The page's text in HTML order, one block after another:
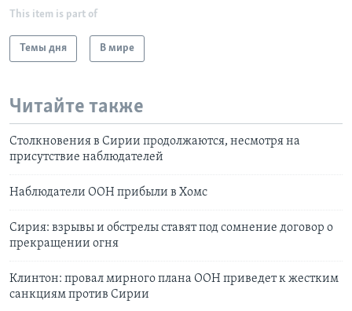
This item is part of
Темы дня В мире
Читайте также
Столкновения в Сирии продолжаются, несмотря на
присутствие наблюдателей
Наблюдатели ООН прибыли в Хомс
Сирия: взрывы и обстрелы ставят под сомнение договор о
прекращении огня
Клинтон: провал мирного плана ООН приведет к жестким
санкциям против Сирии